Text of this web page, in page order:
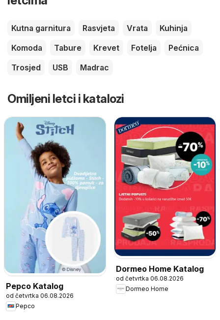
Kutna garnitura Rasvjeta Vrata
Kuhinja
Komoda
Tabure Krevet Fotelja
Pećnica
Trosjed
USB Madrac
Omiljeni letci i katalozi
Pepco Katalog
od četvrtka 06.08.2026
Pepco
Dormeo Home Katalog
od četvrtka 06.08.2026
Dormeo Home